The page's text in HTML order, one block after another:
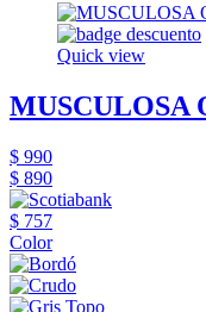
Quick view
MUSCULOSA
$ 990
$ 890
$ 757
Color